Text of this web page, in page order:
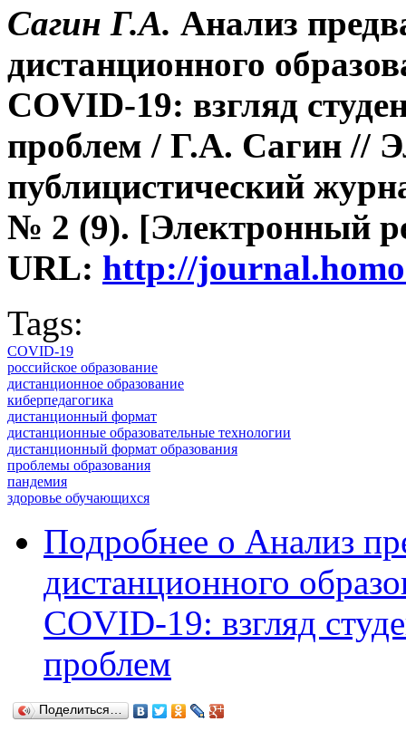
Сагин Г.А. Анализ
дистанционного
COVID-19: взгляд
проблем / Г.А. Сагин //
публицистический
№ 2 (9). [Электронный
URL: http://
Tags:
COVID-19
российское образование
дистанционное образование
киберпедагогика
дистанционный формат
дистанционные образовательные технологии
дистанционный формат образования
проблемы образования
пандемия
здоровье обучающихся
Подробнее о Анализ
дистанционного
COVID-19: взгляд
проблем
Поделиться…